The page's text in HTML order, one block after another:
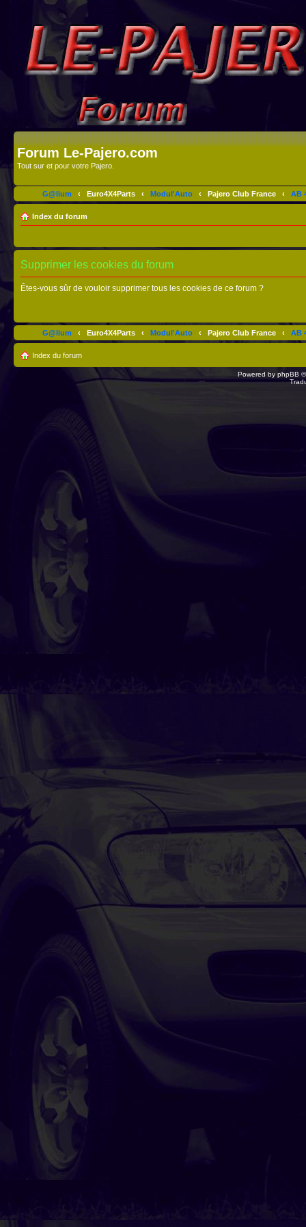
Forum Le-Pajero.com
Tout sur et pour votre Pajero.
G@lium ‹ Euro4X4Parts ‹ Modul'Auto ‹ Pajero Club France ‹ AB
Index du forum
Supprimer les cookies du forum
Êtes-vous sûr de vouloir supprimer tous les cookies de ce forum ?
G@lium ‹ Euro4X4Parts ‹ Modul'Auto ‹ Pajero Club France ‹ AB
Index du forum
Powered by phpBB